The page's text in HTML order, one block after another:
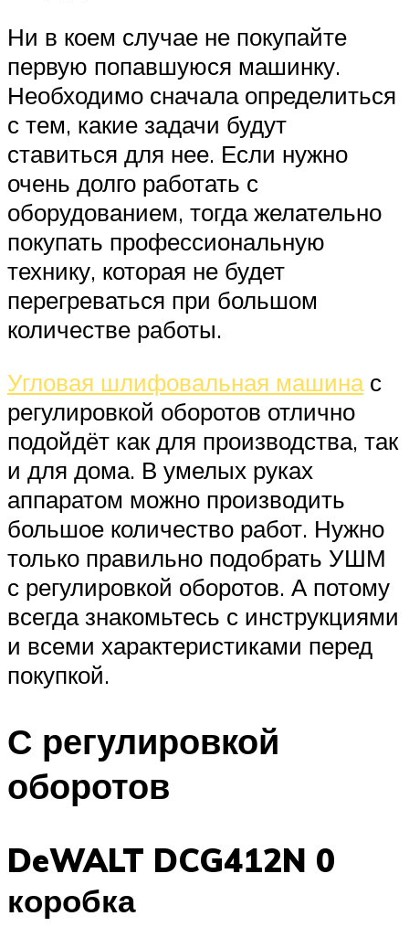
Ни в коем случае не покупайте
первую попавшуюся машинку.
Необходимо сначала определиться
с тем, какие задачи будут
ставиться для нее. Если нужно
очень долго работать с
оборудованием, тогда желательно
покупать профессиональную
технику, которая не будет
перегреваться при большом
количестве работы.
Угловая шлифовальная машинас
регулировкой оборотов отлично
подойдёт как для производства, так
и для дома. В умелых руках
аппаратом можно производить
большое количество работ. Нужно
только правильно подобрать УШМ
с регулировкой оборотов. А потому
всегда знакомьтесь с инструкциями
и всеми характеристиками перед
покупкой.
С регулировкой
оборотов
DeWALT DCG412N 0
коробка